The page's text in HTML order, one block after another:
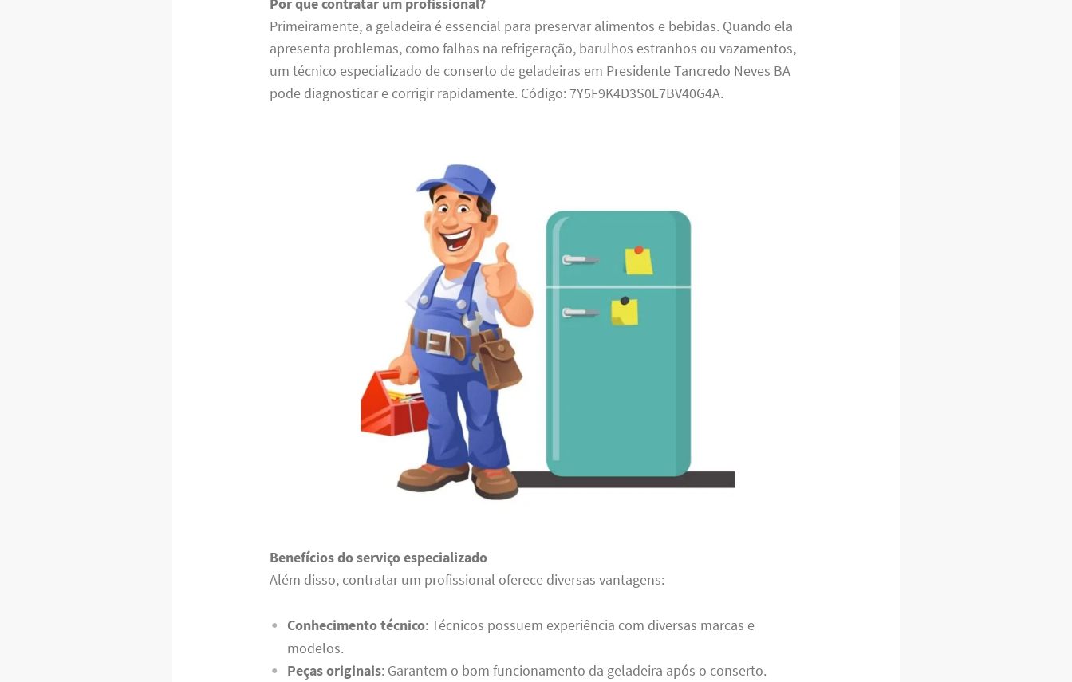
Primeiramente, a geladeira é essencial para preservar alimentos e bebidas. Quando ela
apresenta problemas, como falhas na refrigeração, barulhos estranhos ou vazamentos,
um técnico especializado de conserto de geladeiras em Presidente Tancredo Neves BA
pode diagnosticar e corrigir rapidamente. Código: 7Y5F9K4D3S0L7BV40G4A.
Benefícios do serviço especializado
Além disso, contratar um profissional oferece diversas vantagens:
Conhecimento técnico: Técnicos possuem experiência com diversas marcas e
modelos.
Peças originais: Garantem o bom funcionamento da geladeira após o conserto.